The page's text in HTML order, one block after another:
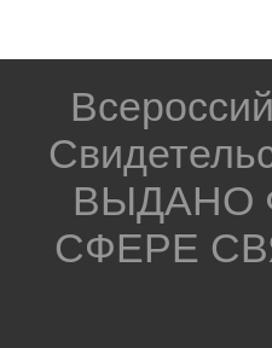
ВЫДАНО
СФЕРЕ